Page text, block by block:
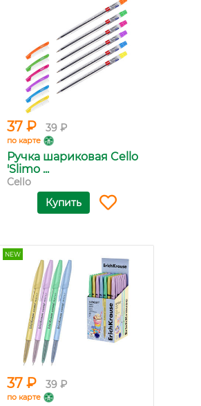
37 ₽ 39 ₽
по карте
Ручка шариковая Cello
'Slimo ...
Cello
Купить
NEW
37 ₽ 39 ₽
по карте